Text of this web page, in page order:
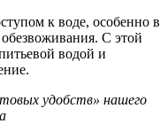
к воде, особенно в
С этой
водой и
удобств» нашего